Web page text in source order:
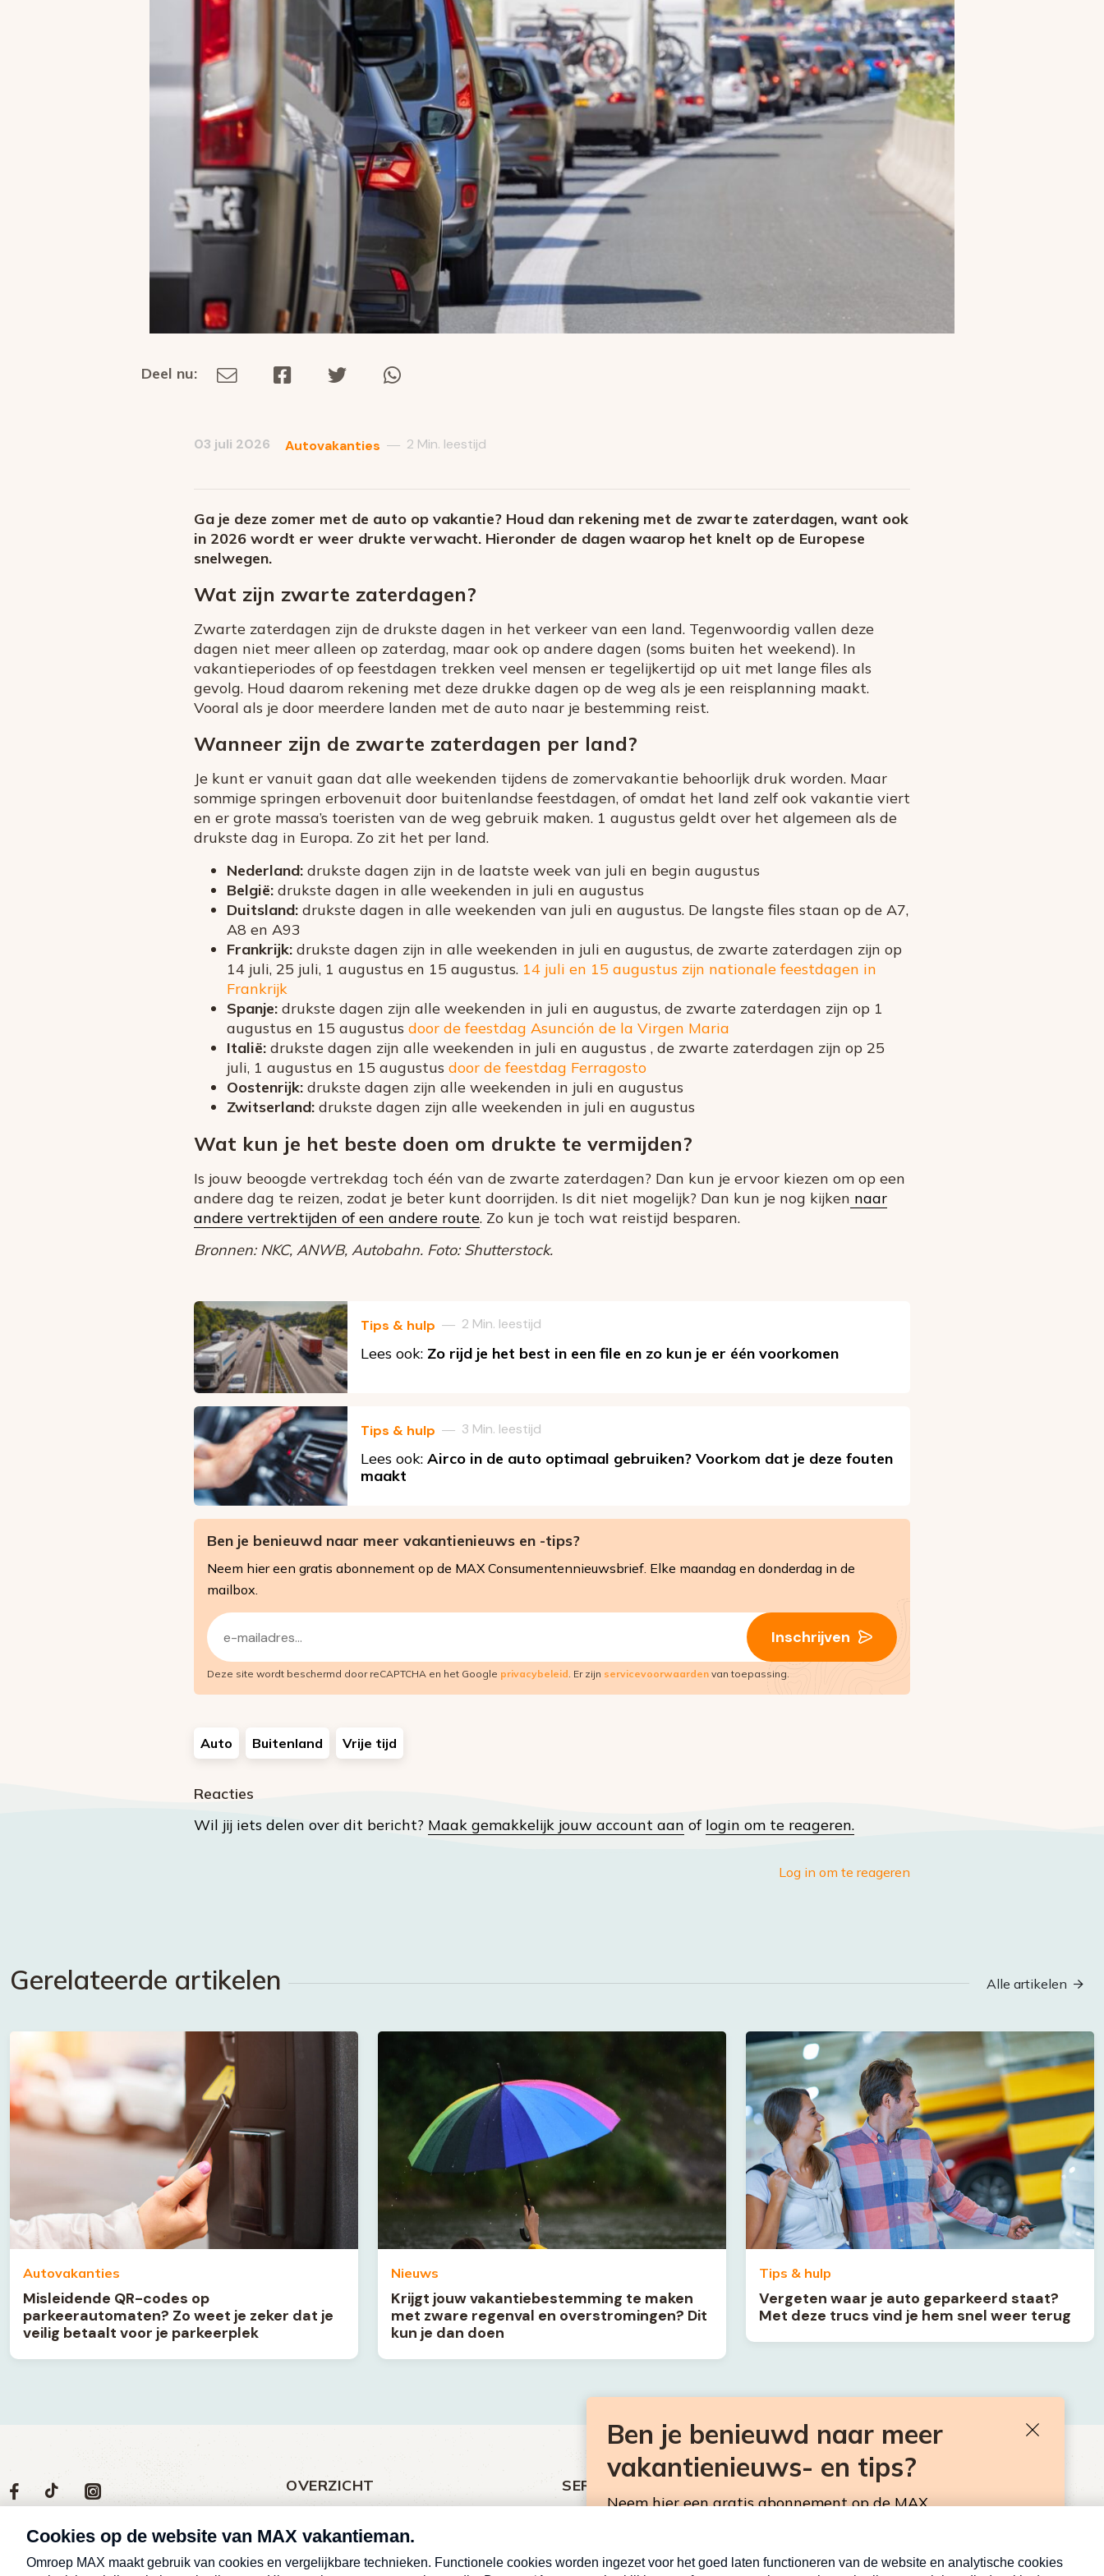
Deel
Deel nu:
mail
03 juli 2026 Autovakanties — 2 Min. leestijd
Ga je deze zomer met de auto op vakantie? Houd dan rekening met de zwarte zaterdagen, want ook
in 2026 wordt er weer drukte verwacht. Hieronder de dagen waarop het knelt op de Europese
snelwegen.
Wat zijn zwarte zaterdagen?
Zwarte zaterdagen zijn de drukste dagen in het verkeer van een land. Tegenwoordig vallen deze
dagen niet meer alleen op zaterdag, maar ook op andere dagen (soms buiten het weekend). In
vakantieperiodes of op feestdagen trekken veel mensen er tegelijkertijd op uit met lange files als
gevolg. Houd daarom rekening met deze drukke dagen op de weg als je een reisplanning maakt.
Vooral als je door meerdere landen met de auto naar je bestemming reist.
Wanneer zijn de zwarte zaterdagen per land?
Je kunt er vanuit gaan dat alle weekenden tijdens de zomervakantie behoorlijk druk worden. Maar
sommige springen erbovenuit door buitenlandse feestdagen, of omdat het land zelf ook vakantie viert
en er grote massa’s toeristen van de weg gebruik maken. 1 augustus geldt over het algemeen als de
drukste dag in Europa. Zo zit het per land.
Nederland: drukste dagen zijn in de laatste week van juli en begin augustus
België: drukste dagen in alle weekenden in juli en augustus
Duitsland: drukste dagen in alle weekenden van juli en augustus. De langste files staan op de A7,
A8 en A93
Frankrijk: drukste dagen zijn in alle weekenden in juli en augustus, de zwarte zaterdagen zijn op
14 juli, 25 juli, 1 augustus en 15 augustus. 14 juli en 15 augustus zijn nationale feestdagen in
Frankrijk
Spanje: drukste dagen zijn alle weekenden in juli en augustus, de zwarte zaterdagen zijn op 1
augustus en 15 augustus door de feestdag Asunción de la Virgen Maria
Italië: drukste dagen zijn alle weekenden in juli en augustus , de zwarte zaterdagen zijn op 25
juli, 1 augustus en 15 augustus door de feestdag Ferragosto
Oostenrijk: drukste dagen zijn alle weekenden in juli en augustus
Zwitserland: drukste dagen zijn alle weekenden in juli en augustus
Wat kun je het beste doen om drukte te vermijden?
Is jouw beoogde vertrekdag toch één van de zwarte zaterdagen? Dan kun je ervoor kiezen om op een
andere dag te reizen, zodat je beter kunt doorrijden. Is dit niet mogelijk? Dan kun je nog kijken naar
andere vertrektijden of een andere route. Zo kun je toch wat reistijd besparen.
Bronnen: NKC, ANWB, Autobahn. Foto: Shutterstock.
Tips & hulp — 2 Min. leestijd
Lees ook: Zo rijd je het best in een file en zo kun je er één voorkomen
Tips & hulp — 3 Min. leestijd
Lees ook: Airco in de auto optimaal gebruiken? Voorkom dat je deze fouten
maakt
Ben je benieuwd naar meer vakantienieuws en -tips?
Neem hier een gratis abonnement op de MAX Consumentennieuwsbrief. Elke maandag en donderdag in de
mailbox.
E-
mailadres
(Vereist)
Inschrijven
Deze site wordt beschermd door reCAPTCHA en het Google privacybeleid . Er zijn servicevoorwaarden van toepassing.
Auto Buitenland Vrije tijd
Reacties
Wil jij iets delen over dit bericht? Maak gemakkelijk jouw account aan of login om te reageren.
Log in om te reageren
Gerelateerde artikelen Alle artikelen
Autovakanties
Misleidende QR-codes op
parkeerautomaten? Zo weet je zeker dat je
veilig betaalt voor je parkeerplek
Nieuws
Krijgt jouw vakantiebestemming te maken
met zware regenval en overstromingen? Dit
kun je dan doen
Tips & hulp
Vergeten waar je auto geparkeerd staat?
Met deze trucs vind je hem snel weer terug
Volg
ons
social
media
Social
media
Volg
op
Facebook
Volg
op
TikTok
Volg
op
Instagram
Max
OVERZICHT
Nieuws
Over MAX vakantieman
SERVICE
MAX Meldpunt
BEN JE BENIEUWD NAAR MEER
VAKANTIENIEUWS- EN TIPS?
de mailbox.
Ben je benieuwd naar meer
vakantienieuws- en tips?
Neem hier een gratis abonnement op de MAX